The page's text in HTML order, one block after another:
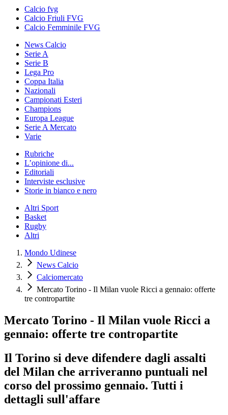
Calcio fvg
Calcio Friuli FVG
Calcio Femminile FVG
News Calcio
Serie A
Serie B
Lega Pro
Coppa Italia
Nazionali
Campionati Esteri
Champions
Europa League
Serie A Mercato
Varie
Rubriche
L’opinione di...
Editoriali
Interviste esclusive
Storie in bianco e nero
Altri Sport
Basket
Rugby
Altri
Mondo Udinese
News Calcio
Calciomercato
Mercato Torino - Il Milan vuole Ricci a gennaio: offerte
tre contropartite
Mercato Torino - Il Milan vuole Ricci a
gennaio: offerte tre contropartite
Il Torino si deve difendere dagli assalti
del Milan che arriveranno puntuali nel
corso del prossimo gennaio. Tutti i
dettagli sull'affare